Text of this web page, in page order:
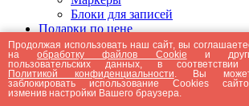
Блоки для записей
Подарки по цене
Подарки от 5000 рублей
Подарки до 5000 рублей
Подарки до 3000 рублей
Подарки до 2000 рублей
Подарки до 1000 рублей
Продолжая использовать наш сайт, вы
наобработку файлов Cookie и
пользовательских данных, в
Политикой конфиденциальности . Вы
заблокировать использование Cookies
изменив настройки Вашего браузера.